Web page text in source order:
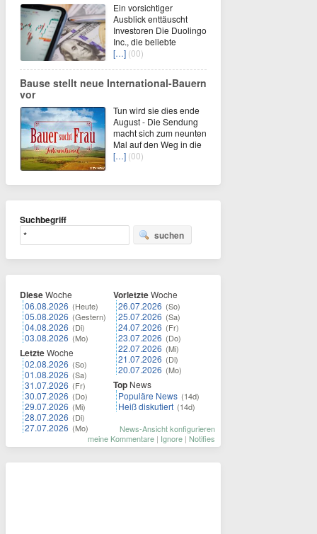
Ein vorsichtiger
Ausblick enttäuscht
Investoren Die Duolingo
Inc., die beliebte
[…] (00)
Bause stellt neue International-Bauern
vor
Tun wird sie dies ende
August - Die Sendung
macht sich zum neunten
Mal auf den Weg in die
[…] (00)
Suchbegriff
suchen
DieseWoche
06.08.2026 (Heute)
05.08.2026 (Gestern)
04.08.2026 (Di)
03.08.2026 (Mo)
LetzteWoche
02.08.2026 (So)
01.08.2026 (Sa)
31.07.2026 (Fr)
30.07.2026 (Do)
29.07.2026 (Mi)
28.07.2026 (Di)
27.07.2026 (Mo)
VorletzteWoche
26.07.2026 (So)
25.07.2026 (Sa)
24.07.2026 (Fr)
23.07.2026 (Do)
22.07.2026 (Mi)
21.07.2026 (Di)
20.07.2026 (Mo)
Top News
Populäre News (14d)
Heiß diskutiert (14d)
News-Ansicht konfigurieren
meine Kommentare | Ignore | Notifies